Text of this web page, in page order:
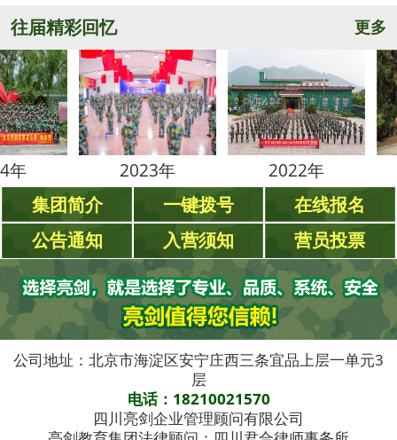
往届精彩回忆 更多
2023年 2022年
集团简介 一键拨号
在线报名
公告通知
入营须知 营员投票
公司地址：北京市海淀区安宁庄西三条宜品上层一单元3
层
电话：18210021570
四川亮剑企业管理顾问有限公司